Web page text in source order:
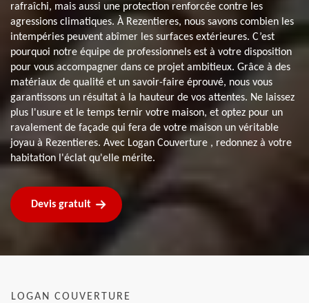
rafraîchi, mais aussi une protection renforcée contre les
agressions climatiques. À Rezentieres, nous savons combien les
intempéries peuvent abîmer les surfaces extérieures. C’est
pourquoi notre équipe de professionnels est à votre disposition
pour vous accompagner dans ce projet ambitieux. Grâce à des
matériaux de qualité et un savoir-faire éprouvé, nous vous
garantissons un résultat à la hauteur de vos attentes. Ne laissez
plus l'usure et le temps ternir votre maison, et optez pour un
ravalement de façade qui fera de votre maison un véritable
joyau à Rezentieres. Avec Logan Couverture , redonnez à votre
habitation l'éclat qu'elle mérite.
Devis gratuit
LOGAN COUVERTURE